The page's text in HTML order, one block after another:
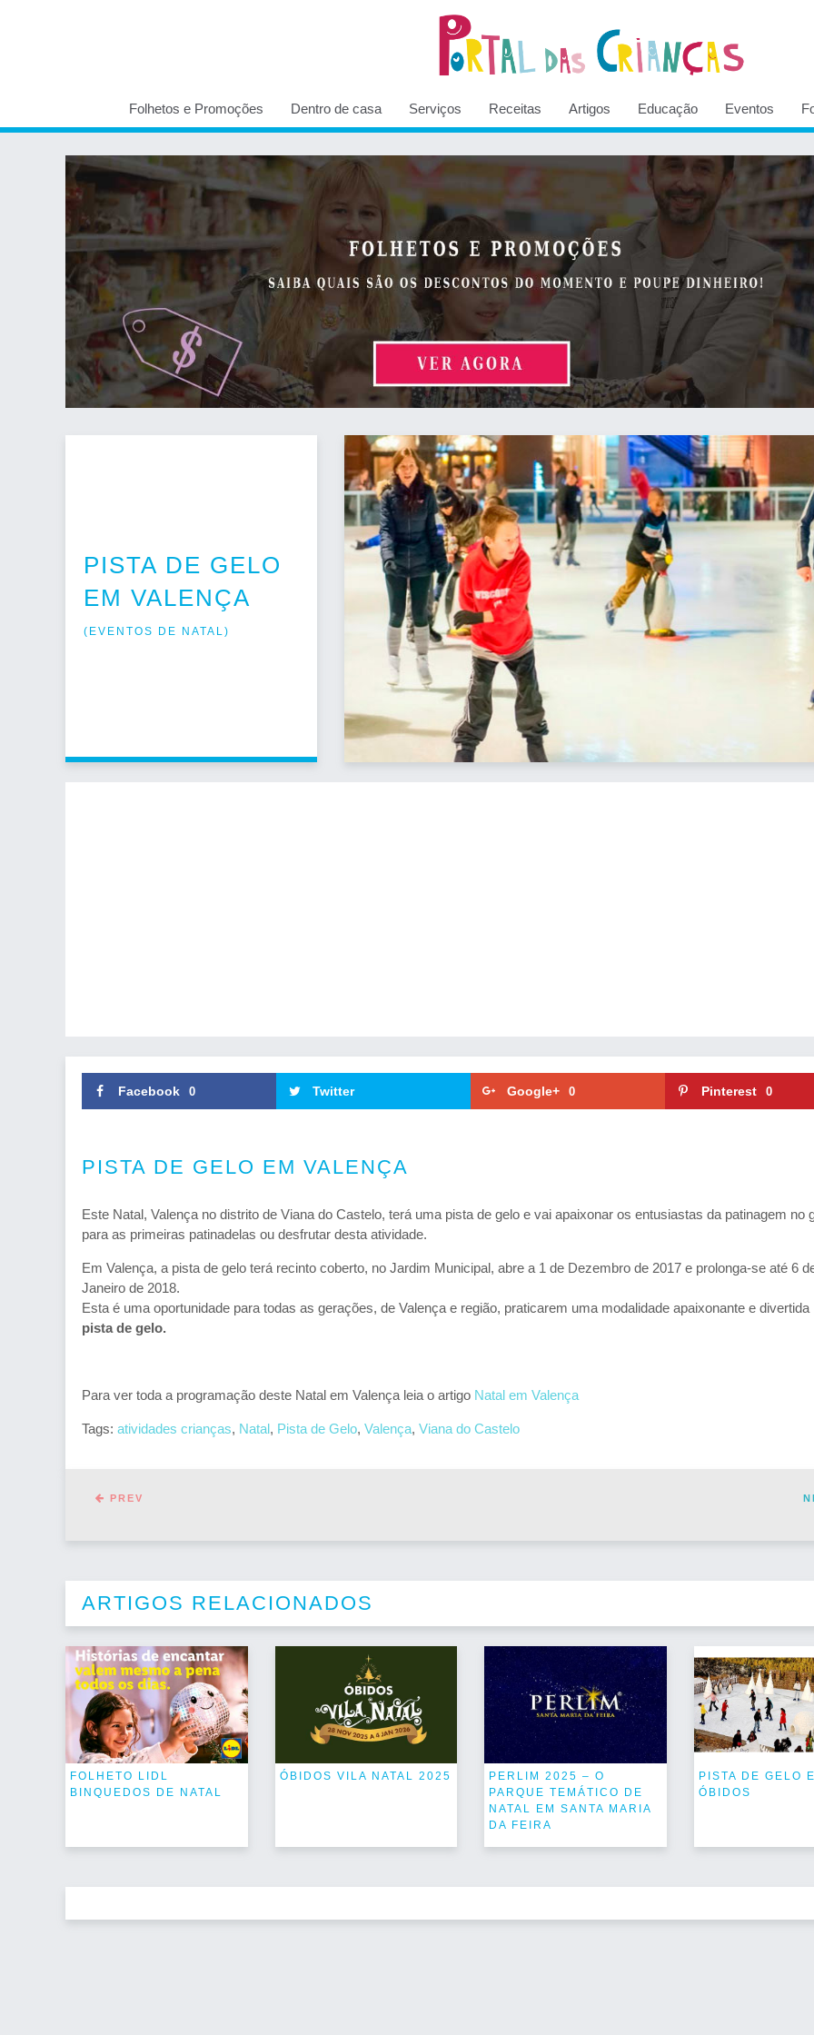
Folhetos e Promoções Dentro de casa Serviços Receitas Artigos Educação Eventos
PISTA DE GELO
EM VALENÇA
( EVENTOS DE NATAL)
Facebook 0 Twitter Google+ 0 Pinterest 0
PISTA DE GELO EM VALENÇA
Este Natal, Valença no distrito de Viana do Castelo, terá uma pista de gelo e vai apaixonar os entusiastas da patinagem no
para as primeiras patinadelas ou desfrutar desta atividade.
Em Valença, a pista de gelo terá recinto coberto, no Jardim Municipal, abre a 1 de Dezembro de 2017 e prolonga-se até 6
Janeiro de 2018.
Esta é uma oportunidade para todas as gerações, de Valença e região, praticarem uma modalidade apaixonante e divertida
pista de gelo.
Para ver toda a programação deste Natal em Valença leia o artigo Natal em Valença
Tags: atividades crianças, Natal, Pista de Gelo, Valença, Viana do Castelo
PREV
ARTIGOS RELACIONADOS
FOLHETO LIDL
BINQUEDOS DE NATAL
ÓBIDOS VILA NATAL 2025
PERLIM 2025 – O
PARQUE TEMÁTICO DE
NATAL EM SANTA MARIA
DA FEIRA
PISTA DE GELO
ÓBIDOS